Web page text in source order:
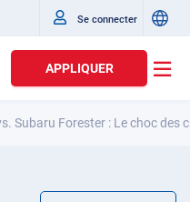
Se connecter
APPLIQUER
Subaru Forester : Le choc